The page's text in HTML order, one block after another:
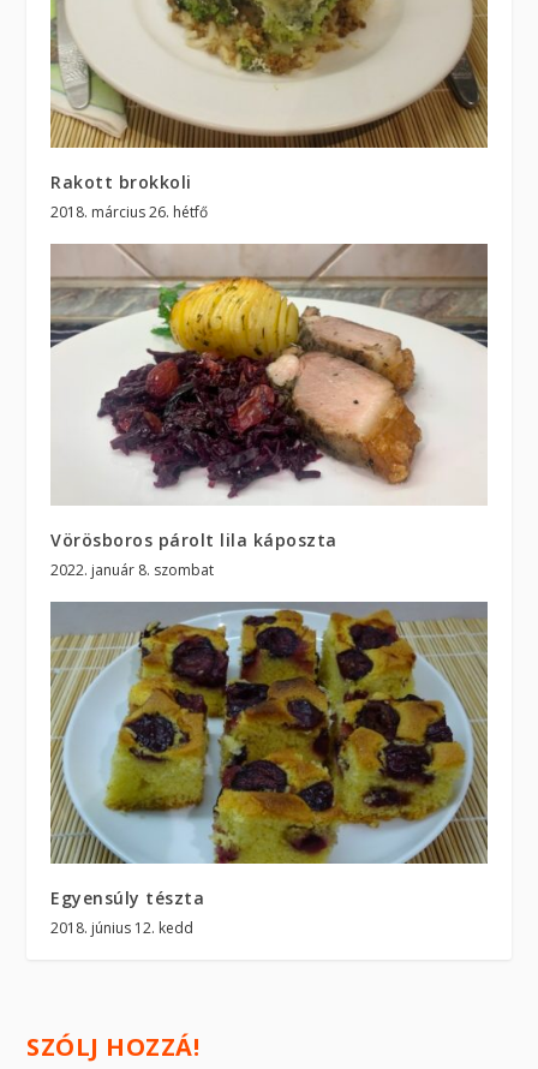
Rakott brokkoli
2018. március 26. hétfő
Vörösboros párolt lila káposzta
2022. január 8. szombat
Egyensúly tészta
2018. június 12. kedd
SZÓLJ HOZZÁ!